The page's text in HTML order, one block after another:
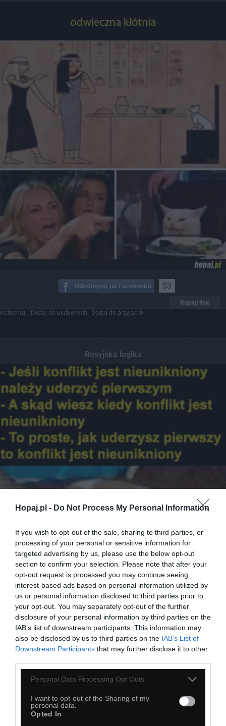
Hopaj.pl - Do Not Process My Personal Information
If you wish to opt-out of the sale, sharing to third parties, or
processing of your personal or sensitive information for
targeted advertising by us, please use the below opt-out
section to confirm your selection. Please note that after your
opt-out request is processed you may continue seeing
interest-based ads based on personal information utilized by
us or personal information disclosed to third parties prior to
your opt-out. You may separately opt-out of the further
disclosure of your personal information by third parties on the
IAB’s list of downstream participants. This information may
also be disclosed by us to third parties on the IAB’s List of
Downstream Participants that may further disclose it to other
Personal Data Processing Opt Outs
I want to opt-out of the Sharing of my
personal data.
Opted In
53
Kopiuj link
Komentuj Dodaj do ulubionych Dodaj do przyjaciół
Rosyjska logika
29
Kopiuj link
Komentuj Dodaj do ulubionych Dodaj do przyjaciół